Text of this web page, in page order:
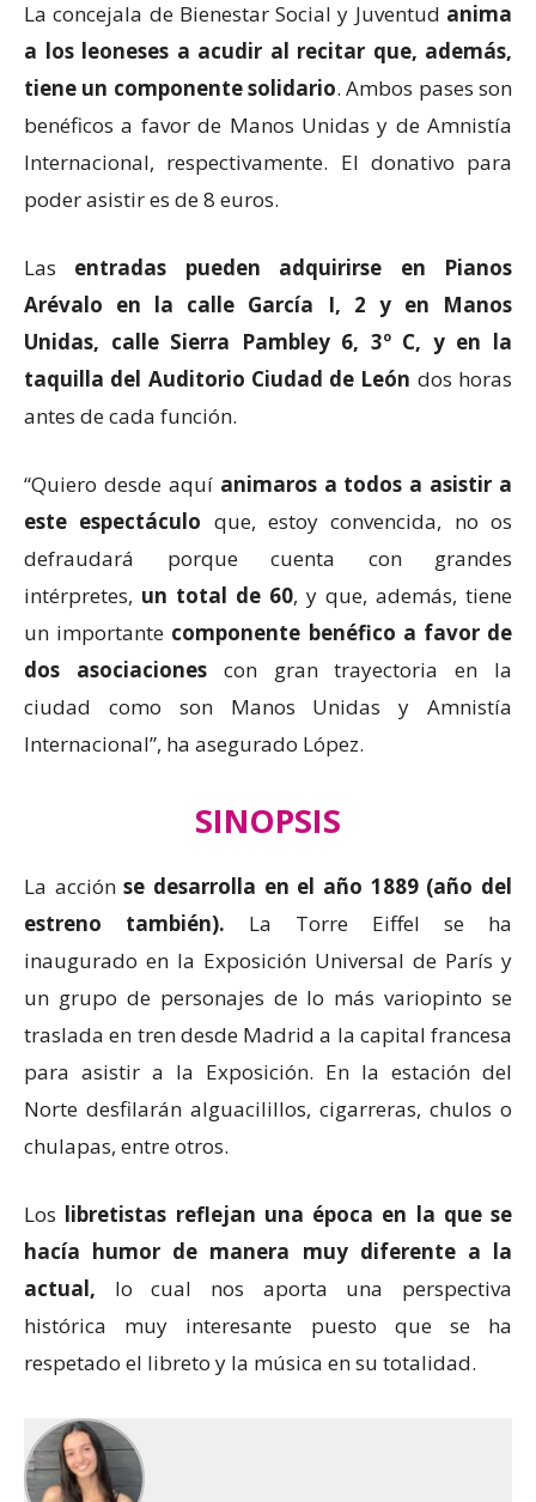
La concejala de Bienestar Social y Juventud anima
a los leoneses a acudir al recitar que, además,
tiene un componente solidario. Ambos pases son
benéficos a favor de Manos Unidas y de Amnistía
Internacional, respectivamente. El donativo para
poder asistir es de 8 euros.
Las entradas pueden adquirirse en Pianos
Arévalo en la calle García I, 2 y en Manos
Unidas, calle Sierra Pambley 6, 3º C, y en la
taquilla del Auditorio Ciudad de León dos horas
antes de cada función.
“Quiero desde aquí animaros a todos a asistir a
este espectáculo que, estoy convencida, no os
defraudará porque cuenta con grandes
intérpretes, un total de 60, y que, además, tiene
un importante componente benéfico a favor de
dos asociacionescon gran trayectoria en la
ciudad como son Manos Unidas y Amnistía
Internacional”, ha asegurado López.
SINOPSIS
La acciónse desarrolla en el año 1889 (año del
estreno también). La Torre Eiffel se ha
inaugurado en la Exposición Universal de París y
un grupo de personajes de lo más variopinto se
traslada en tren desde Madrid a la capital francesa
para asistir a la Exposición. En la estación del
Norte desfilarán alguacilillos, cigarreras, chulos o
chulapas, entre otros.
Los libretistas reflejan una época en la que se
hacía humor de manera muy diferente a la
actual, lo cual nos aporta una perspectiva
histórica muy interesante puesto que se ha
respetado el libreto y la música en su totalidad.